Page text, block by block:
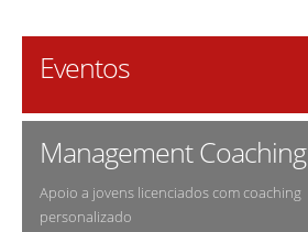
Eventos
Management Coaching
Apoio a jovens licenciados com coaching
personalizado